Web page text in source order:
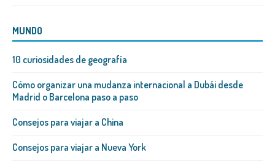
MUNDO
10 curiosidades de geografía
Cómo organizar una mudanza internacional a Dubái desde
Madrid o Barcelona paso a paso
Consejos para viajar a China
Consejos para viajar a Nueva York